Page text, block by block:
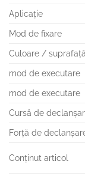
Aplicaţie
Mod de fixare
Culoare / suprafaţă
mod de executare
mod de executare
Cursă de
Forţă de
Conţinut articol